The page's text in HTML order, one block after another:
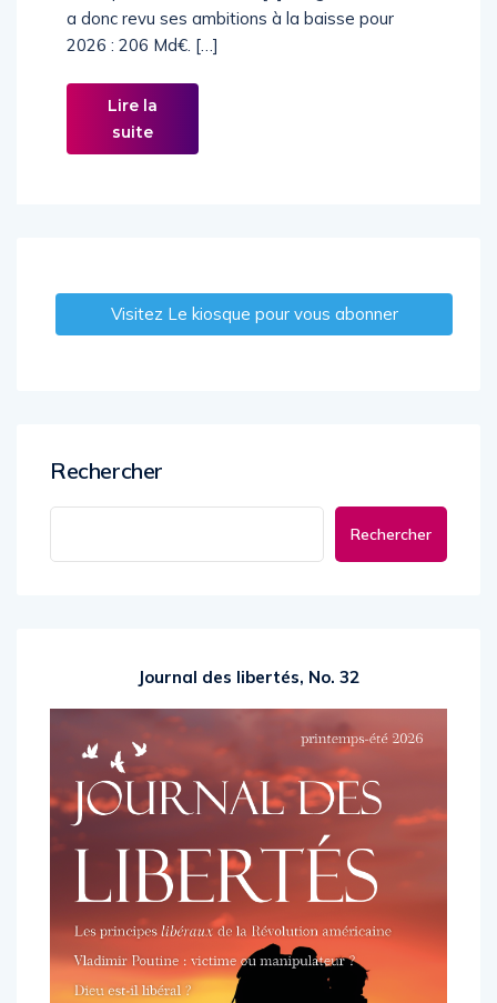
sur la période 2023-2025[1]. Le gouvernement
a donc revu ses ambitions à la baisse pour
Lire la
suite
Visitez Le kiosque pour vous abonner
Rechercher